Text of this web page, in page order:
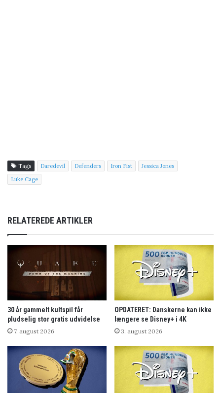
Tags Daredevil Defenders Iron Fist
Jessica Jones
Luke Cage
RELATEREDE ARTIKLER
30 år gammelt kultspil får
pludselig stor gratis udvidelse
7. august 2026
OPDATERET: Danskerne kan ikke
længere se Disney+ i 4K
3. august 2026